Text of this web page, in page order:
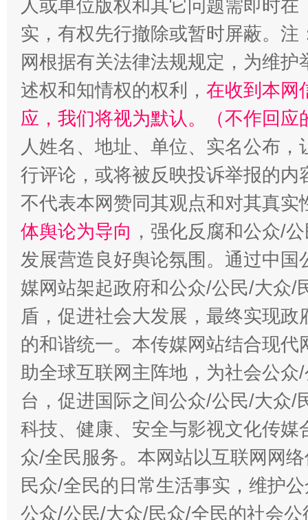
招工难、用工荒背后
人或单位版权和其它问题需即时在
实，有权先行撤除或暂时屏蔽。
网根据有关法律法规规定，为维
述权和知情权的权利， 在收到本网
应，我们将视为默认。（不作回应
人姓名、地址、单位、实名公布
行评论，或将被反映投诉举报的
不代表本网赞同其观点和对其真实
体舆论为导向 ，强化反腐和公众/
发展营造良好舆论氛围。通过中
媒网站架起政府和公众/公民/大众/
盾，促进社会大发展，最终实现
的和谐统一。本传媒网站结合现
助全球互联网主阵地，为社会公
台，促进国际之间公众/公民/大众/
科技、健康、安全与影视文化传
众/全民服务。本网站以互联网网
民众/全民的日常生活事实，维护
公众/公民/大众/民众/全民的社会公